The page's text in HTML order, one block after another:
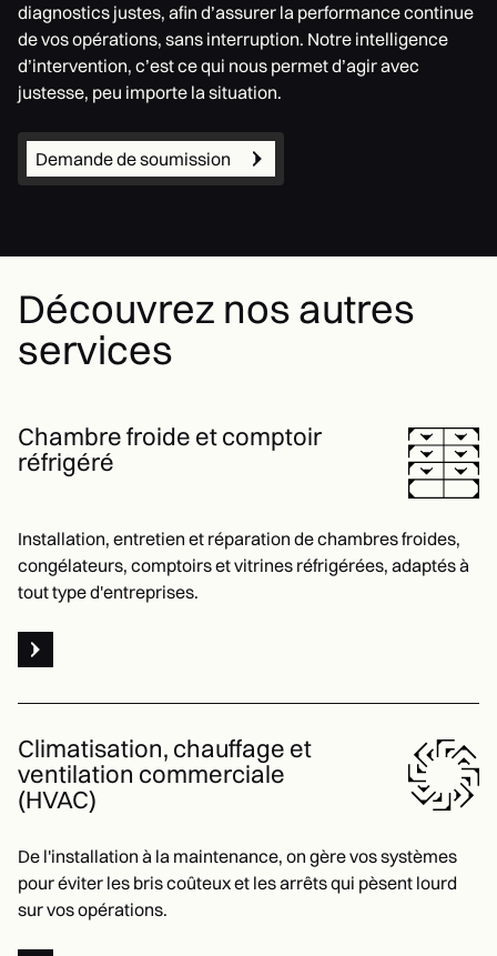
diagnostics justes, afin d’assurer la performance continue
de vos opérations, sans interruption. Notre intelligence
d’intervention, c’est ce qui nous permet d’agir avec
justesse, peu importe la situation.
Demande de soumission
Découvrez nos autres
services
Chambre froide et comptoir
réfrigéré
Installation, entretien et réparation de chambres froides,
congélateurs, comptoirs et vitrines réfrigérées, adaptés à
tout type d'entreprises.
Voir Chambre froide et comptoir réfrigéré
Climatisation, chauffage et
ventilation commerciale
(HVAC)
De l'installation à la maintenance, on gère vos systèmes
pour éviter les bris coûteux et les arrêts qui pèsent lourd
sur vos opérations.